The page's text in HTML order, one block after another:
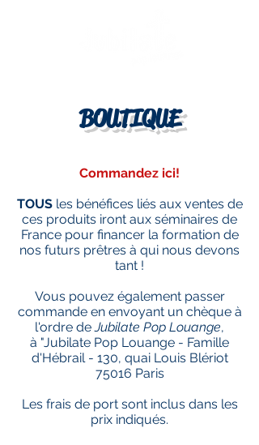
BOUTIQUE
Commandez ici!
TOUSles bénéfices liés aux ventes de
ces produits iront aux séminaires de
France pour financer la formation de
nos futurs prêtres à qui nous devons
tant !
Vous pouvez également passer
commande en envoyant un chèque à
l'ordre deJubilate Pop Louange,
à "Jubilate Pop Louange - Famille
d'Hébrail - 130, quai Louis Blériot
75016 Paris
Les frais de port sont inclus dans les
prix indiqués.